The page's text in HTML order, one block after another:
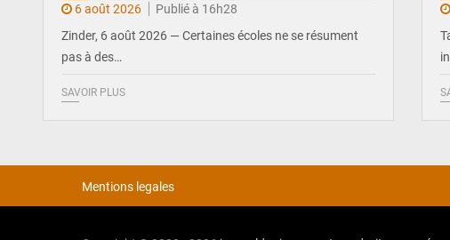
6 août 2026
Publié à 16h28
Zinder, 6 août 2026 — Certaines écoles ne se résument
pas à des…
SAVOIR PLUS
Mentions legales